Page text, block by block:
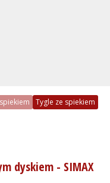
Tygle ze spiekiem
dyskiem - SIMAX